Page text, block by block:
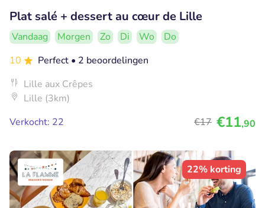
Plat salé + dessert au cœur de Lille
Vandaag Morgen Zo Di Wo
Do
10
Perfect • 2 beoordelingen
Lille aux Crêpes
Lille (3km)
Verkocht: 22
€17 €11,90
22% korting